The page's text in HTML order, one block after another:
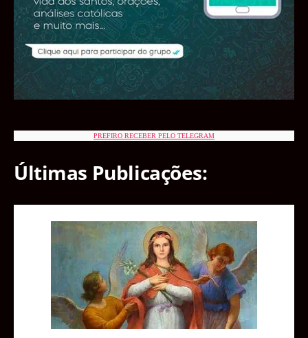
PREFIRO RECEBER PELO TELEGRAM
Últimas Publicações: